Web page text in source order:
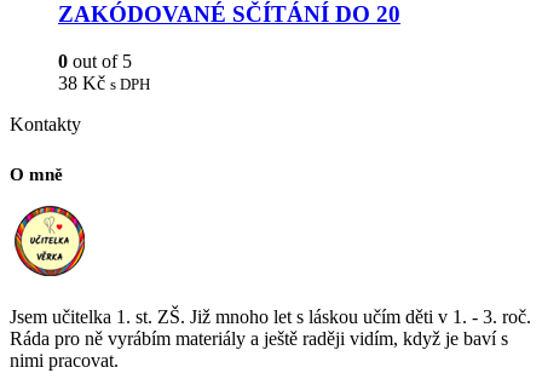
ZAKÓDOVANÉ SČÍTÁNÍ DO 20
0 out of 5
38 Kč s DPH
Kontakty
O mně
Jsem učitelka 1. st. ZŠ. Již mnoho let s láskou učím děti v 1. - 3. roč.
Ráda pro ně vyrábím materiály a ještě raději vidím, když je baví s
nimi pracovat.